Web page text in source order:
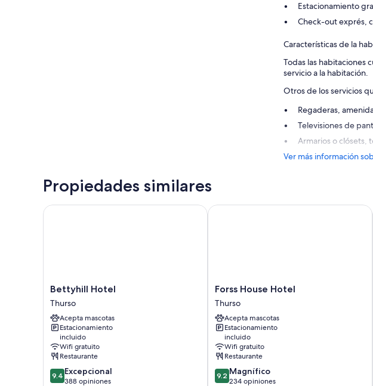
Estacionamiento
Check-out exprés,
Características de la
Todas las habitaciones
servicio a la habitación.
Otros de los servicios
Regaderas,
Televisiones de
Armarios o clósets,
Ver más información
Propiedades similares
Bettyhill
Hotel
Thurso
Bettyhill Hotel
Thurso
Acepta mascotas
Estacionamiento
incluido
Wifi gratuito
Restaurante
9.4
de
9.4 Excepcional
388 opiniones
Bettyhill Hotel
Forss
House
Hotel
Thurso
Forss House Hotel
Thurso
Acepta mascotas
Estacionamiento
incluido
Wifi gratuito
Restaurante
9.2
de
9.2 Magnífico
234 opiniones
Forss House Hotel